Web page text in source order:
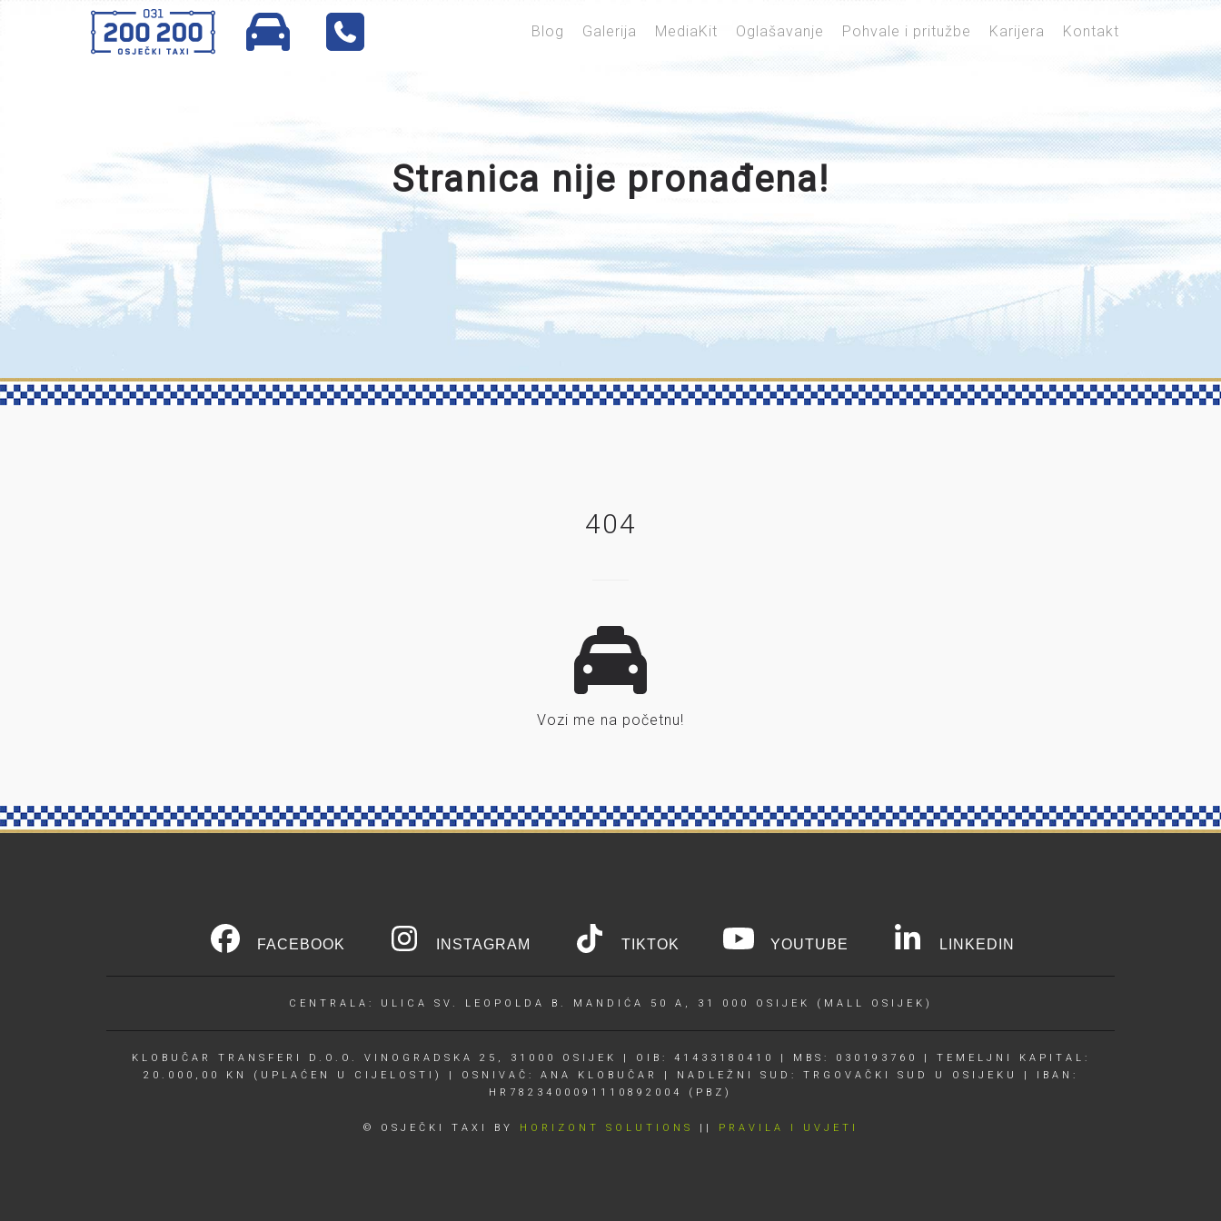
Blog Galerija MediaKit Oglašavanje Pohvale i pritužbe Karijera Kontakt
Stranica nije pronađena!
404
Vozi me na početnu!
FACEBOOK INSTAGRAM TIKTOK YOUTUBE LINKEDIN
CENTRALA: ULICA SV. LEOPOLDA B. MANDIĆA 50 A, 31 000 OSIJEK (MALL OSIJEK)
KLOBUČAR TRANSFERI D.O.O. VINOGRADSKA 25, 31000 OSIJEK | OIB: 41433180410 | MBS: 030193760 | TEMELJNI KAPITAL:
20.000,00 KN (UPLAĆEN U CIJELOSTI) | OSNIVAČ: ANA KLOBUČAR | NADLEŽNI SUD: TRGOVAČKI SUD U OSIJEKU | IBAN:
HR7823400091110892004 (PBZ)
© OSJEČKI TAXI BY HORIZONT SOLUTIONS || PRAVILA I UVJETI